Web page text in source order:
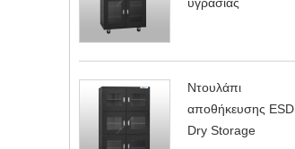
Ντουλάπι
αποθήκευσης ESD
Dry Storage